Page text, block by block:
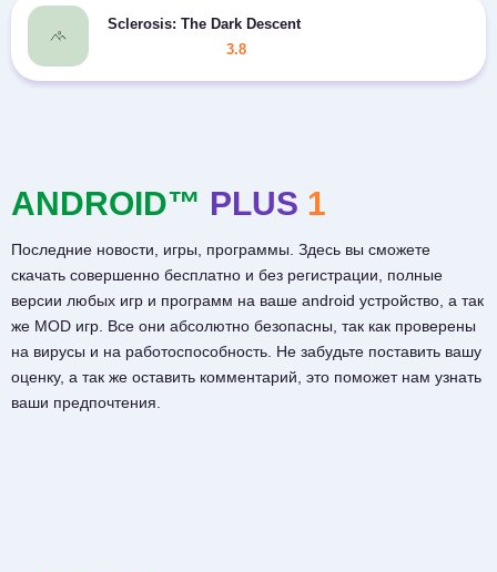
Sclerosis: The Dark Descent
3.8
ANDROID™ PLUS 1
Последние новости, игры, программы. Здесь вы сможете
скачать совершенно бесплатно и без регистрации, полные
версии любых игр и программ на ваше android устройство, а так
же MOD игр. Все они абсолютно безопасны, так как проверены
на вирусы и на работоспособность. Не забудьте поставить вашу
оценку, а так же оставить комментарий, это поможет нам узнать
ваши предпочтения.